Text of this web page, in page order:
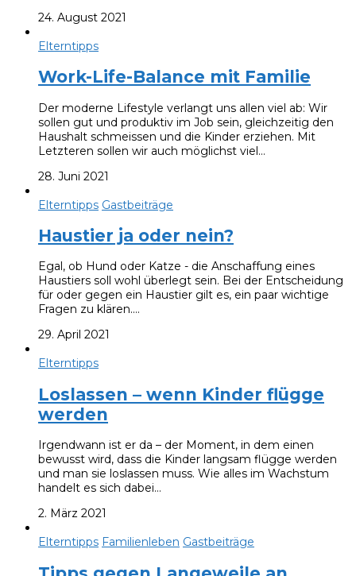
24. August 2021
Elterntipps
Work-Life-Balance mit Familie
Der moderne Lifestyle verlangt uns allen viel ab: Wir
sollen gut und produktiv im Job sein, gleichzeitig den
Haushalt schmeissen und die Kinder erziehen. Mit
Letzteren sollen wir auch möglichst viel…
28. Juni 2021
Elterntipps Gastbeiträge
Haustier ja oder nein?
Egal, ob Hund oder Katze - die Anschaffung eines
Haustiers soll wohl überlegt sein. Bei der Entscheidung
für oder gegen ein Haustier gilt es, ein paar wichtige
Fragen zu klären.…
29. April 2021
Elterntipps
Loslassen – wenn Kinder flügge
werden
Irgendwann ist er da – der Moment, in dem einen
bewusst wird, dass die Kinder langsam flügge werden
und man sie loslassen muss. Wie alles im Wachstum
handelt es sich dabei…
2. März 2021
Elterntipps Familienleben Gastbeiträge